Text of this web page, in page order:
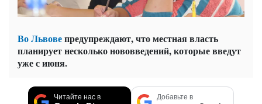
Во Львовепредупреждают, что местная власть
планирует несколько нововведений, которые введут
уже с июня.
Читайте нас в Добавьте в